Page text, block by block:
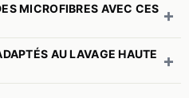
MICROFIBRES AVEC CES +
AU LAVAGE HAUTE +